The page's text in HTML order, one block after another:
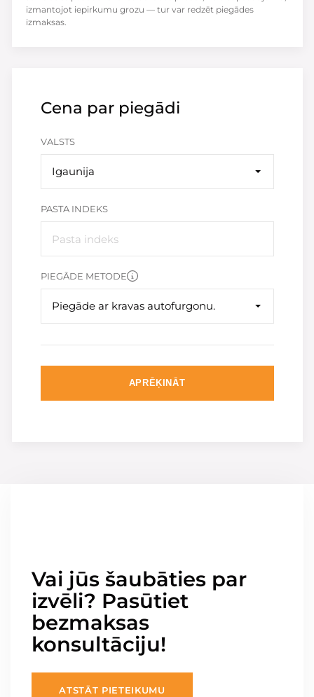
Cena par piegādi
VALSTS
Igaunija
PASTA INDEKS
PIEGĀDE METODE
Piegāde ar kravas autofurgonu.
APRĒĶINĀT
izmantojot iepirkumu grozu — tur var redzēt piegādes
izmaksas.
Vai jūs šaubāties par
izvēli? Pasūtiet
bezmaksas
konsultāciju!
ATSTĀT PIETEIKUMU